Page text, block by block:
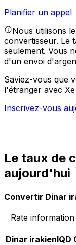
Planifier un appel
Nous utilisons
convertisseur. Le
seulement. Vous
d'un envoi
Saviez-vous que
l'étranger avec
Inscrivez-vous
Le taux de
aujourd'hui
Convertir Dinar
Rate
Dinar irakienIQD